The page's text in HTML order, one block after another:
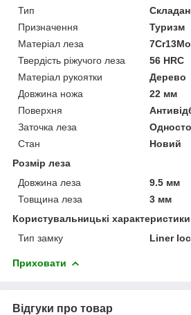
Тип
Призначення
Туризм
Матеріал леза
Твердість ріжучого леза
56 HRC
Матеріал рукоятки
Дерево
Довжина ножа
22 мм
Поверхня
Заточка леза
Стан
Новий
Розмір леза
Довжина леза
9.5 мм
Товщина леза
3 мм
Користувальницькі характеристики
Тип замку
Liner
Приховати
Відгуки про товар